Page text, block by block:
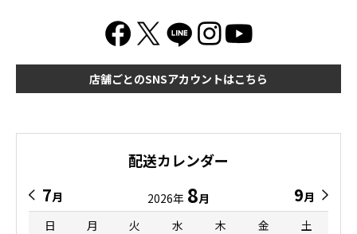
店舗ごとのSNSアカウントはこちら
配送カレンダー
7月 2026年 8月 9月
日
月 火 水 木 金
土